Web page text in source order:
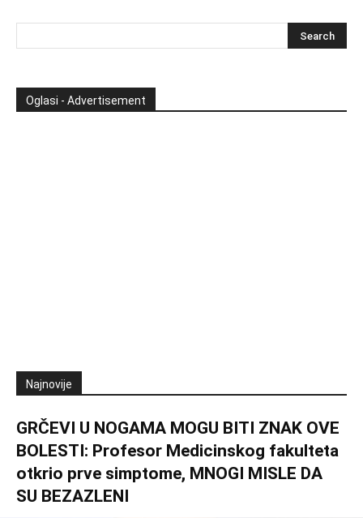
Oglasi - Advertisement
Najnovije
GRČEVI U NOGAMA MOGU BITI ZNAK OVE
BOLESTI: Profesor Medicinskog fakulteta
otkrio prve simptome, MNOGI MISLE DA
SU BEZAZLENI